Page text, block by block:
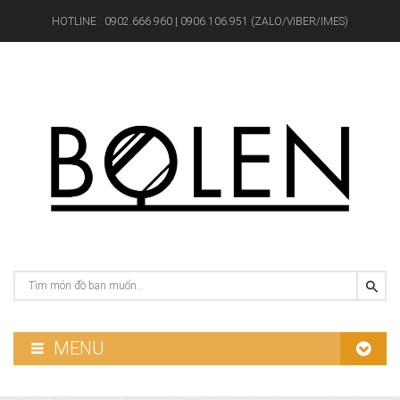
HOTLINE : 0902.666.960 | 0906.106.951 (ZALO/VIBER/IMES)
MENU